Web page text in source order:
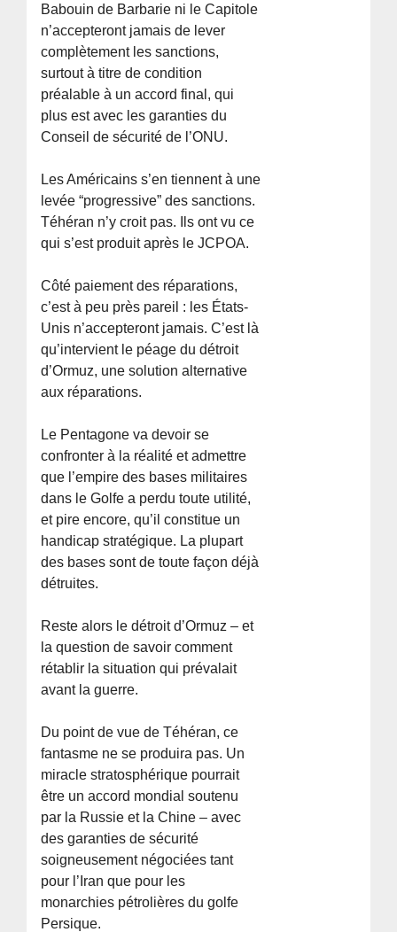
Babouin de Barbarie ni le Capitole
n’accepteront jamais de lever
complètement les sanctions,
surtout à titre de condition
préalable à un accord final, qui
plus est avec les garanties du
Conseil de sécurité de l’ONU.
Les Américains s’en tiennent à une
levée “progressive” des sanctions.
Téhéran n’y croit pas. Ils ont vu ce
qui s’est produit après le JCPOA.
Côté paiement des réparations,
c’est à peu près pareil : les États-
Unis n’accepteront jamais. C’est là
qu’intervient le péage du détroit
d’Ormuz, une solution alternative
aux réparations.
Le Pentagone va devoir se
confronter à la réalité et admettre
que l’empire des bases militaires
dans le Golfe a perdu toute utilité,
et pire encore, qu’il constitue un
handicap stratégique. La plupart
des bases sont de toute façon déjà
détruites.
Reste alors le détroit d’Ormuz – et
la question de savoir comment
rétablir la situation qui prévalait
avant la guerre.
Du point de vue de Téhéran, ce
fantasme ne se produira pas. Un
miracle stratosphérique pourrait
être un accord mondial soutenu
par la Russie et la Chine – avec
des garanties de sécurité
soigneusement négociées tant
pour l’Iran que pour les
monarchies pétrolières du golfe
Persique.